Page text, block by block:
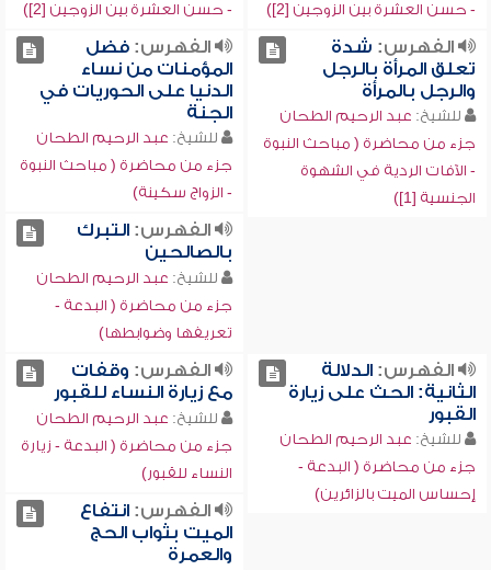
- حسن العشرة بين الزوجين [2])
- حسن العشرة بين الزوجين [2])
الفهرس: شدة
تعلق المرأة بالرجل
والرجل بالمرأة
للشيخ: عبد الرحيم الطحان
جزء من محاضرة ( مباحث النبوة
- الآفات الردية في الشهوة
الجنسية [1])
الفهرس:فضل
المؤمنات من نساء
الدنيا على الحوريات في
الجنة
للشيخ: عبد الرحيم الطحان
جزء من محاضرة ( مباحث النبوة
- الزواج سكينة)
الفهرس:التبرك
بالصالحين
للشيخ: عبد الرحيم الطحان
جزء من محاضرة ( البدعة -
تعريفها وضوابطها)
الفهرس:الدلالة
الثانية: الحث على زيارة
القبور
للشيخ: عبد الرحيم الطحان
جزء من محاضرة ( البدعة -
إحساس الميت بالزائرين)
الفهرس: وقفات
مع زيارة النساء للقبور
للشيخ: عبد الرحيم الطحان
جزء من محاضرة ( البدعة - زيارة
النساء للقبور)
الفهرس:انتفاع
الميت بثواب الحج
والعمرة